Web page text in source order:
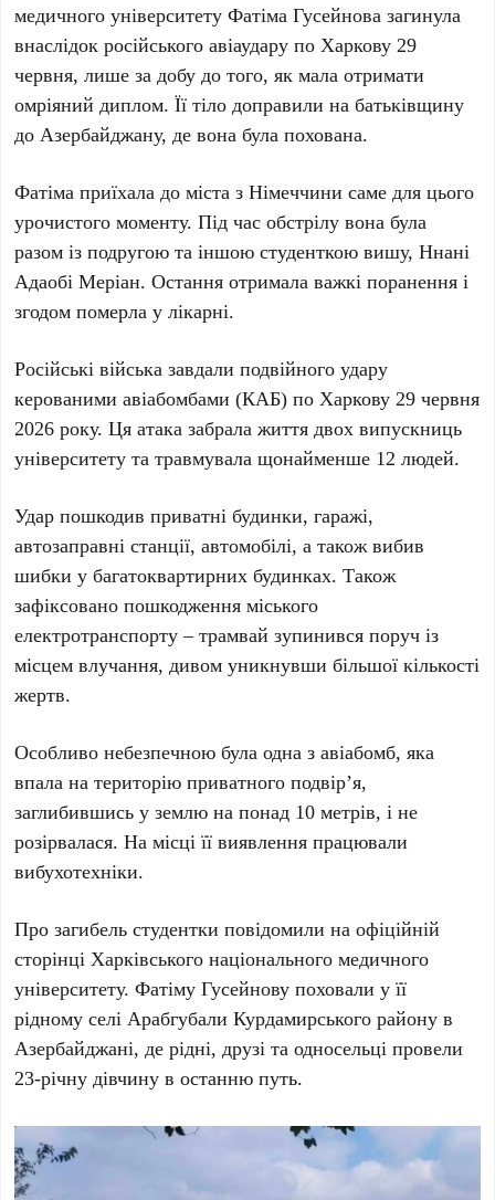
медичного університетуФатіма Гусейнова загинула
внаслідок російського авіаудару по Харкову29
червня, лише за добу до того, як мала отримати
омріяний диплом. Її тіло доправили на батьківщину
до Азербайджану, де вона була похована.
Фатіма приїхала до міста з Німеччини саме для цього
урочистого моменту. Під час обстрілу вона була
разом із подругою та іншою студенткою вишу,Ннані
Адаобі Меріан. Остання отримала важкі поранення і
згодом померла у лікарні.
Російські війська завдали подвійного удару
керованими авіабомбами (КАБ) по Харкову29 червня
2026 року. Ця атака забрала життя двох випускниць
університету та травмувала щонайменше 12 людей.
Удар пошкодив приватні будинки, гаражі,
автозаправні станції, автомобілі, а також вибив
шибки у багатоквартирних будинках. Також
зафіксовано пошкодження міського
електротранспорту – трамвай зупинився поруч із
місцем влучання, дивом уникнувши більшої кількості
жертв.
Особливо небезпечною була одна з авіабомб, яка
впала на територію приватного подвір’я,
заглибившись у землю на понад 10 метрів, і не
розірвалася. На місці її виявлення працювали
вибухотехніки.
Про загибель студентки повідомили на офіційній
сторінці Харківського національного медичного
університету. Фатіму Гусейнову поховали у її
рідному селіАрабгубали Курдамирського району в
Азербайджані, де рідні, друзі та односельці провели
23-річну дівчину в останню путь.